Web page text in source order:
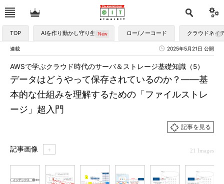
TOP AIを作り動かし守り生かす ロー/ノーコード クラウドネイ
連載 2025年5月21日 公開
データはどうやって保存されているのか？――基
本的な仕組みを理解するための「ファイルストレ
ージ」超入門
AWSで学ぶクラウド時代のサーバ＆ストレージ基礎知識（5）
記事を見る
記事画像 ＋ 21 Images